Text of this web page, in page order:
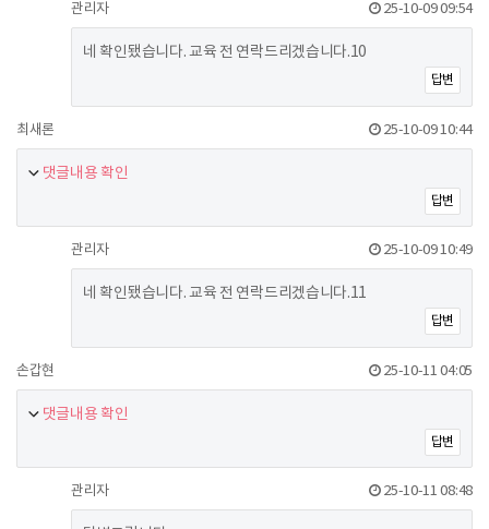
관리자 25-10-09 09:54
네 확인됐습니다. 교육 전 연락드리겠습니다.10
답변
최새론 25-10-09 10:44
댓글내용 확인
답변
관리자 25-10-09 10:49
네 확인됐습니다. 교육 전 연락드리겠습니다.11
답변
손갑현 25-10-11 04:05
댓글내용 확인
답변
관리자 25-10-11 08:48